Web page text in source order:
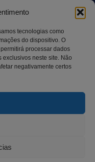
tecnologias como
do dispositivo. O
processar dados
exclusivos neste site. Não
negativamente certos